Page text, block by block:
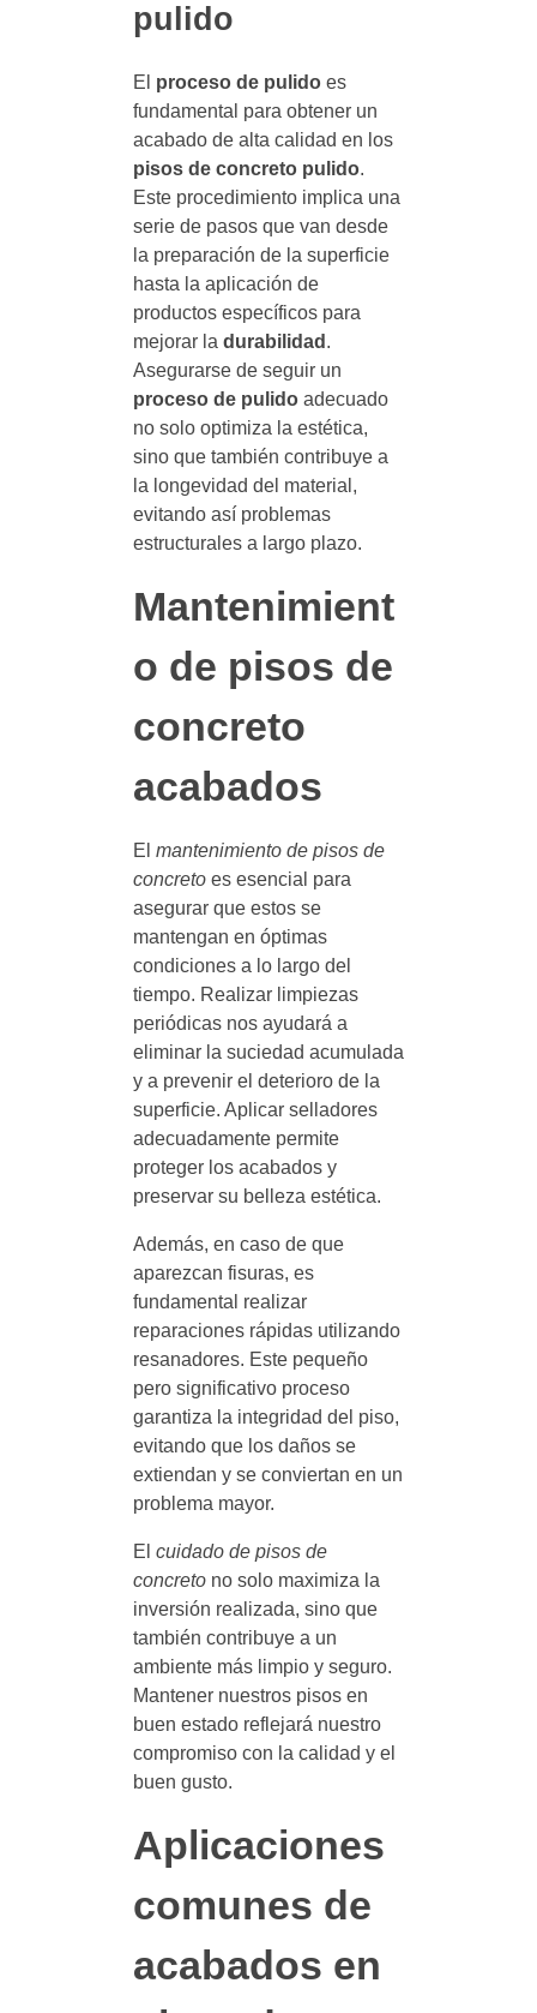
pulido
El proceso de pulidoes
fundamental para obtener un
acabado de alta calidad en los
pisos de concreto pulido.
Este procedimiento implica una
serie de pasos que van desde
la preparación de la superficie
hasta la aplicación de
productos específicos para
mejorar la durabilidad .
Asegurarse de seguir un
proceso de pulidoadecuado
no solo optimiza la estética,
sino que también contribuye a
la longevidad del material,
evitando así problemas
estructurales a largo plazo.
Mantenimient
o de pisos de
concreto
acabados
El mantenimiento de pisos de
concretoes esencial para
asegurar que estos se
mantengan en óptimas
condiciones a lo largo del
tiempo. Realizar limpiezas
periódicas nos ayudará a
eliminar la suciedad acumulada
y a prevenir el deterioro de la
superficie. Aplicar selladores
adecuadamente permite
proteger los acabados y
preservar su belleza estética.
Además, en caso de que
aparezcan fisuras, es
fundamental realizar
reparaciones rápidas utilizando
resanadores. Este pequeño
pero significativo proceso
garantiza la integridad del piso,
evitando que los daños se
extiendan y se conviertan en un
problema mayor.
El cuidado de pisos de
concretono solo maximiza la
inversión realizada, sino que
también contribuye a un
ambiente más limpio y seguro.
Mantener nuestros pisos en
buen estado reflejará nuestro
compromiso con la calidad y el
buen gusto.
Aplicaciones
comunes de
acabados en